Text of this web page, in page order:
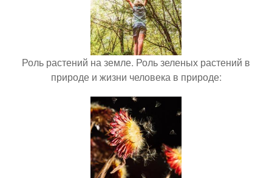
Роль растений на земле. Роль зеленых растений в
природе и жизни человека в природе: